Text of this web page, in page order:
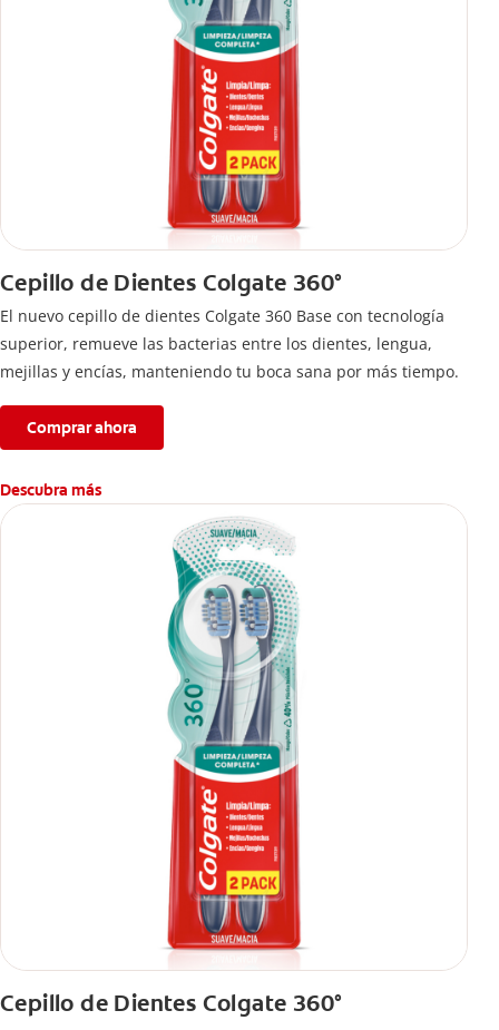
Cepillo de Dientes Colgate 360°
El nuevo cepillo de dientes Colgate 360 Base con tecnología
superior, remueve las bacterias entre los dientes, lengua,
mejillas y encías, manteniendo tu boca sana por más tiempo.
Comprar ahora
Descubra más
Cepillo de Dientes Colgate 360°